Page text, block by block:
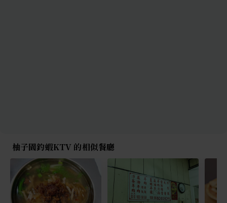
柚子園釣蝦KTV 的相似餐廳